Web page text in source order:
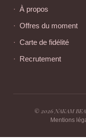
À propos
Offres du moment
Carte de fidélité
Recrutement
© 2026 NAKAM
Mentions